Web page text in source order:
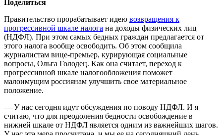
Поделиться
Правительство прорабатывает идею возвращения к
прогрессивной шкале налога на доходы физических лиц
(НДФЛ). При этом самых бедных граждан предлагается от
этого налога вообще освободить. Об этом сообщила
журналистам вице-премьер, курирующая социальные
вопросы, Ольга Голодец. Как она считает, переход к
прогрессивной шкале налогообложения поможет
малоимущим россиянам улучшить свое материальное
положение.
— У нас сегодня идут обсуждения по поводу НДФЛ. И я
считаю, что для преодоления бедности освобождение в
нижней шкале от НДФЛ является одним из важнейших шагов.